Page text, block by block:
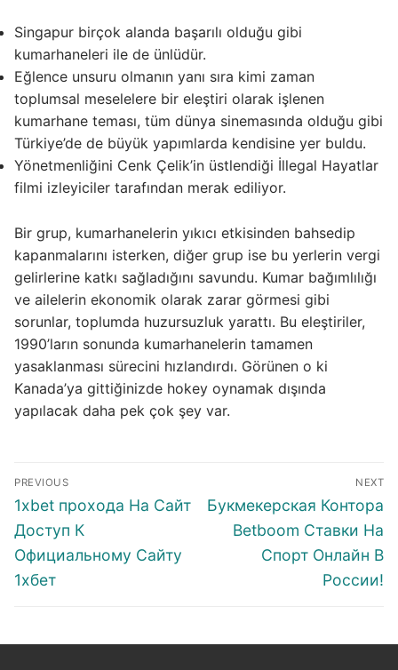
Singapur birçok alanda başarılı olduğu gibi
kumarhaneleri ile de ünlüdür.
Eğlence unsuru olmanın yanı sıra kimi zaman
toplumsal meselelere bir eleştiri olarak işlenen
kumarhane teması, tüm dünya sinemasında olduğu gibi
Türkiye’de de büyük yapımlarda kendisine yer buldu.
Yönetmenliğini Cenk Çelik’in üstlendiği İllegal Hayatlar
filmi izleyiciler tarafından merak ediliyor.
Bir grup, kumarhanelerin yıkıcı etkisinden bahsedip
kapanmalarını isterken, diğer grup ise bu yerlerin vergi
gelirlerine katkı sağladığını savundu. Kumar bağımlılığı
ve ailelerin ekonomik olarak zarar görmesi gibi
sorunlar, toplumda huzursuzluk yarattı. Bu eleştiriler,
1990’ların sonunda kumarhanelerin tamamen
yasaklanması sürecini hızlandırdı. Görünen o ki
Kanada’ya gittiğinizde hokey oynamak dışında
yapılacak daha pek çok şey var.
Post
navigation
PREVIOUS
Previous
post:
1xbet прохода На Сайт
Доступ К
Официальному Сайту
1хбет
NEXT
Next
post:
Букмекерская Контора
Betboom Ставки На
Спорт Онлайн В
России!